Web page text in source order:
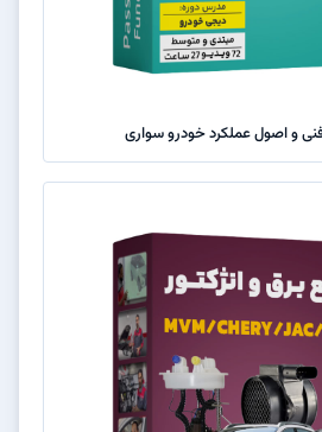
و اصول عملکرد خودرو سواری